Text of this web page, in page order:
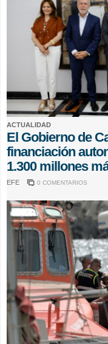
ACTUALIDAD
El Gobierno de
financiación
1.300 millones
EFE 0 COMENTARIOS